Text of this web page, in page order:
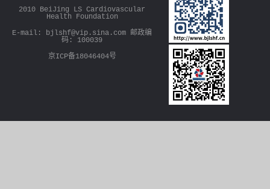
2010 BeiJing LS Cardiovascular
Health Foundation
E-mail: bjlshf@vip.sina.com 邮政编
码: 100039
京ICP备18046404号